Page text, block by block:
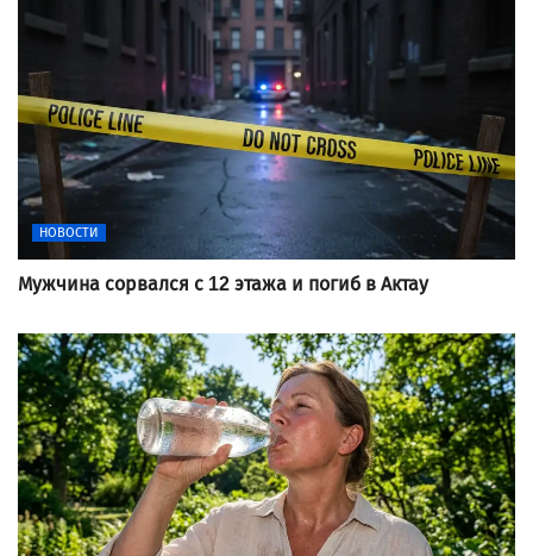
НОВОСТИ
Мужчина сорвался с 12 этажа и погиб в Актау